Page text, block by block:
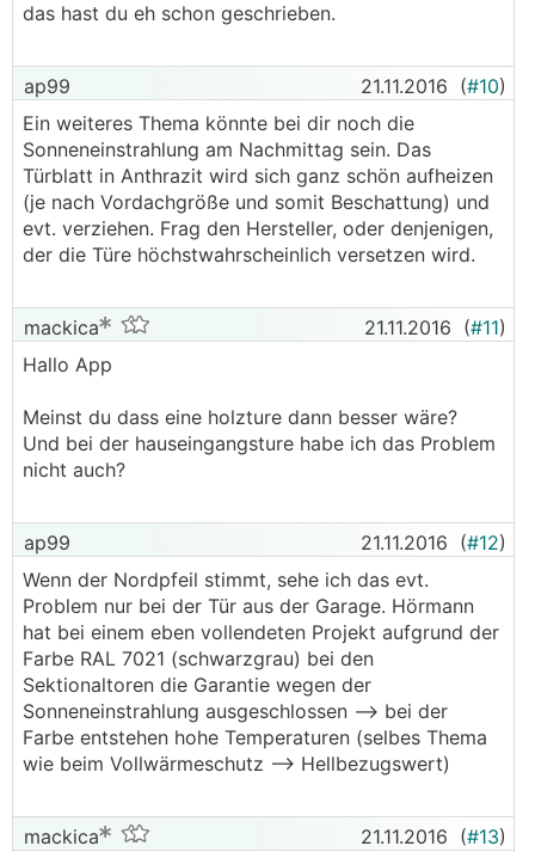
das hast du eh schon geschrieben.
ap99 21.11.2016 (#10)
Ein weiteres Thema könnte bei dir noch die
Sonneneinstrahlung am Nachmittag sein. Das
Türblatt in Anthrazit wird sich ganz schön aufheizen
(je nach Vordachgröße und somit Beschattung) und
evt. verziehen. Frag den Hersteller, oder denjenigen,
der die Türe höchstwahrscheinlich versetzen wird.
mackica 21.11.2016 (#11)
Hallo App
Meinst du dass eine holzture dann besser wäre?
Und bei der hauseingangsture habe ich das Problem
nicht auch?
ap99 21.11.2016 (#12)
Wenn der Nordpfeil stimmt, sehe ich das evt.
Problem nur bei der Tür aus der Garage. Hörmann
hat bei einem eben vollendeten Projekt aufgrund der
Farbe RAL 7021 (schwarzgrau) bei den
Sektionaltoren die Garantie wegen der
Sonneneinstrahlung ausgeschlossen --> bei der
Farbe entstehen hohe Temperaturen (selbes Thema
wie beim Vollwärmeschutz --> Hellbezugswert)
mackica 21.11.2016 (#13)